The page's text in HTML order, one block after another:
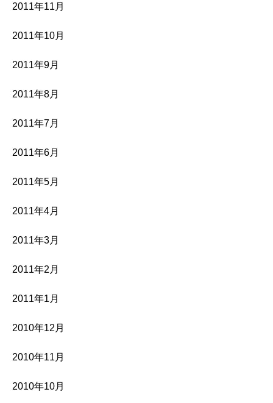
2011年11月
2011年10月
2011年9月
2011年8月
2011年7月
2011年6月
2011年5月
2011年4月
2011年3月
2011年2月
2011年1月
2010年12月
2010年11月
2010年10月